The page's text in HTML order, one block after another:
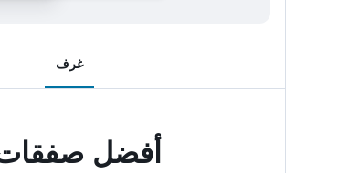
غرف
أفضل صفقات